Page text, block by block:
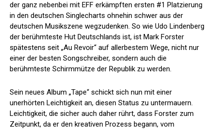
der ganz nebenbei mit EFF erkämpften ersten #1 Platzierung
in den deutschen Singlecharts ohnehin schwer aus der
deutschen Musikszene wegzudenken. So wie Udo Lindenberg
der berühmteste Hut Deutschlands ist, ist Mark Forster
spätestens seit „Au Revoir“ auf allerbestem Wege, nicht nur
einer der besten Songschreiber, sondern auch die
berühmteste Schirmmütze der Republik zu werden.
Sein neues Album „Tape“ schickt sich nun mit einer
unerhörten Leichtigkeit an, diesen Status zu untermauern.
Leichtigkeit, die sicher auch daher rührt, dass Forster zum
Zeitpunkt, da er den kreativen Prozess begann, vom